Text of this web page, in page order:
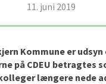
11. juni 2019
Kommune er
på CDEU betragtes
længere nede